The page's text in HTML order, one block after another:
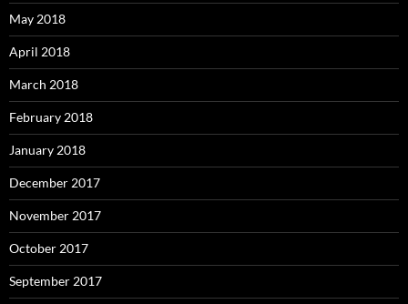
May 2018
April 2018
March 2018
February 2018
January 2018
December 2017
November 2017
October 2017
September 2017